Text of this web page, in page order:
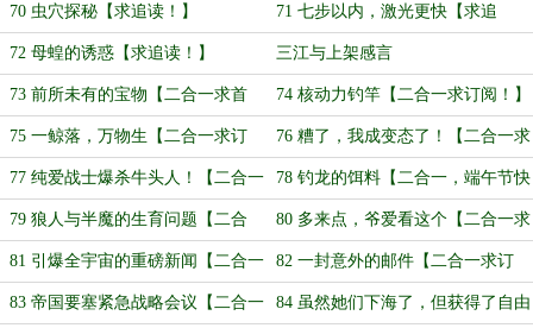
【求追读！】
70 虫穴探秘【求追读！】 71 七步以内，激光更快【求追
读！】
72 母蝗的诱惑【求追读！】 三江与上架感言
73 前所未有的宝物【二合一求首
定！】
74 核动力钓竿【二合一求订阅！】
75 一鲸落，万物生【二合一求订
阅！】
76 糟了，我成变态了！【二合一求
订阅！】
77 纯爱战士爆杀牛头人！【二合一
求订阅！】
78 钓龙的饵料【二合一，端午节快
乐！】
79 狼人与半魔的生育问题【二合
一，雾海星篇完！】
80 多来点，爷爱看这个【二合一求
订阅！】
81 引爆全宇宙的重磅新闻【二合一
求追读！】
82 一封意外的邮件【二合一求订
阅！】
83 帝国要塞紧急战略会议【二合一 84 虽然她们下海了，但获得了自由